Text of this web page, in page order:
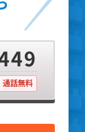
通話無料